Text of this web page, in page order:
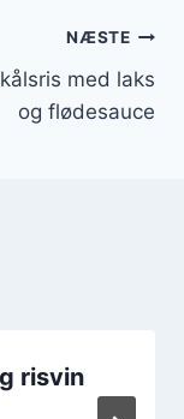
NÆSTE
med laks
og flødesauce
risvin